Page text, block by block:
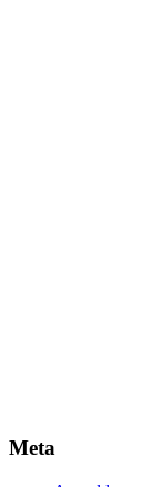
Meta